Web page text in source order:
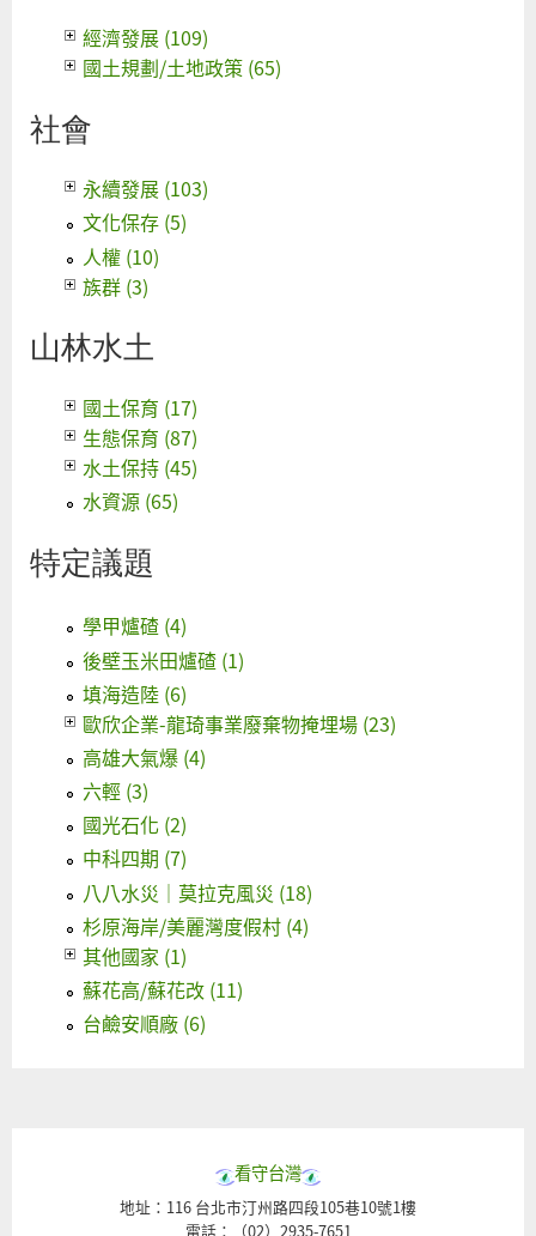
經濟發展 (109)
國土規劃/土地政策 (65)
社會
永續發展 (103)
文化保存 (5)
人權 (10)
族群 (3)
山林水土
國土保育 (17)
生態保育 (87)
水土保持 (45)
水資源 (65)
特定議題
學甲爐碴 (4)
後壁玉米田爐碴 (1)
填海造陸 (6)
歐欣企業-龍琦事業廢棄物掩埋場 (23)
高雄大氣爆 (4)
六輕 (3)
國光石化 (2)
中科四期 (7)
八八水災｜莫拉克風災 (18)
杉原海岸/美麗灣度假村 (4)
其他國家 (1)
蘇花高/蘇花改 (11)
台鹼安順廠 (6)
看守台灣
地址：116 台北市汀州路四段105巷10號1樓
電話：（02）2935-7651